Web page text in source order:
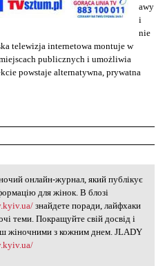
awy
i
nie
telewizja internetowa montuje w
publicznych i umożliwia
powstaje alternatywna, prywatna
онлайн-журнал
онлайн-журнал, який публікує
для жінок. В блозі
знайдете поради, лайфхаки
теми. Покращуйте свій досвід і
жіночними з кожним днем. JLADY